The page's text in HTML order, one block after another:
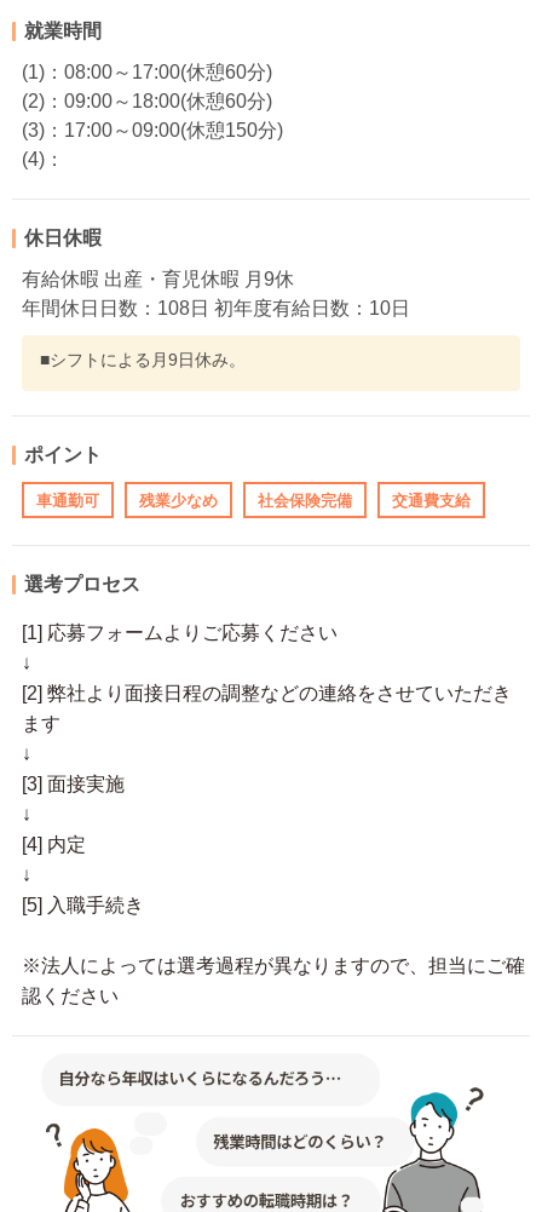
就業時間
(1)：08:00～17:00(休憩60分)
(2)：09:00～18:00(休憩60分)
(3)：17:00～09:00(休憩150分)
(4)：
休日休暇
有給休暇 出産・育児休暇 月9休
年間休日日数：108日 初年度有給日数：10日
■シフトによる月9日休み。
ポイント
車通勤可 残業少なめ 社会保険完備 交通費支給
選考プロセス
[1] 応募フォームよりご応募ください
↓
[2] 弊社より面接日程の調整などの連絡をさせていただき
ます
↓
[3] 面接実施
↓
[4] 内定
↓
[5] 入職手続き
※法人によっては選考過程が異なりますので、担当にご確
認ください